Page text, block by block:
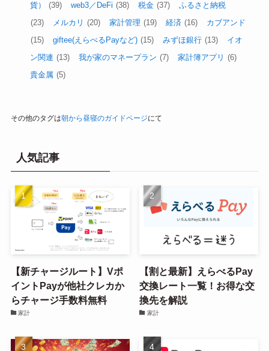
貨）
(39) web3／DeFi (38) 税金 (37)
ふるさと納税
(23)
メルカリ (20) 家計管理 (19) 経済 (16)
カブアンド
(15)
giftee(えらべるPayなど) (15) みずほ銀行 (13)
イオ
ン関連 (13) 我が家のマネープラン (7) 家計簿アプリ (6)
貴金属 (5)
その他のタグは朝から昼寝のガイドページにて
人気記事
【新チャージルート】Vポ
イントPayが他社クレカか
らチャージ手数料無料
家計
【割と最新】えらべるPay
交換レート一覧！お得な交
換先を解説
家計